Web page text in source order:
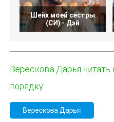
Шейх моей сестры
(СИ) - Дэй
Верескова Дарья читать
порядку
Верескова Дарья